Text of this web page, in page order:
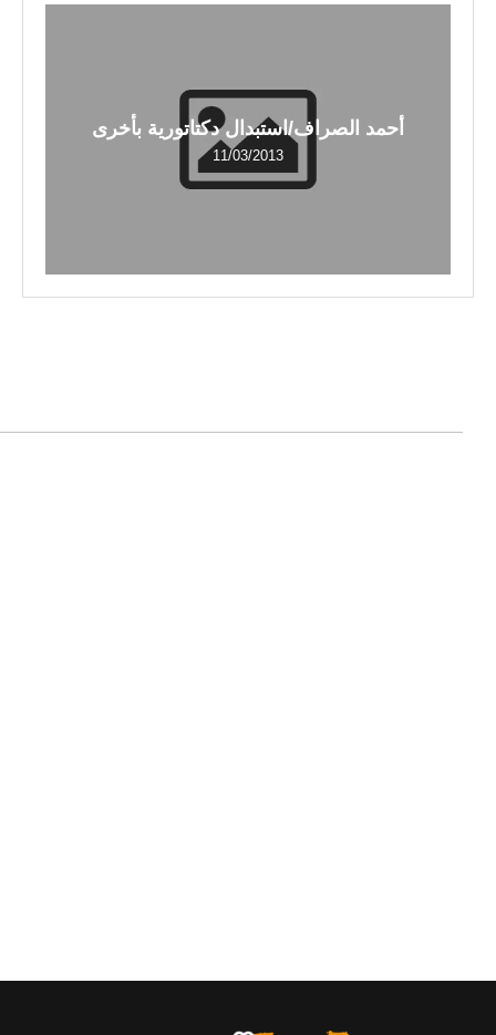
أحمد الصراف/استبدال دكتاتورية بأخرى
11/03/2013